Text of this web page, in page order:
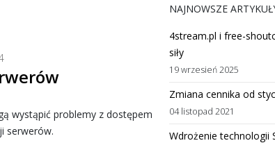
wystąpić problemy z dostępem
serwerów.
NAJNOWSZE
4stream.pl i free-
siły
19 wrzesień 2025
Zmiana cennika od
04 listopad 2021
Wdrożenie technologii